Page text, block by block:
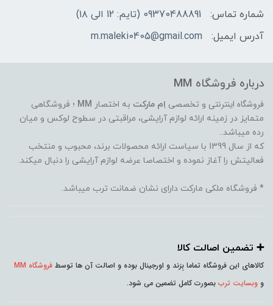
شماره تماس:
09370488891 (تایم: 12 الی ۱۸)
آدرس ایمیل:
m.maleki0405@gmail.com
درباره فروشگاه MM
فروشگاه اینترنتی و تخصصی اِم مارکت به اختصار MM ؛ فروشگاهی
متمایز در زمینه ارائه لوازم آرایشی، مراقبتی در سطوح لوکس و میان
رده میباشد..
که از سال 1399 با سیاست ارائه محصولات برند، محبوب و منتخب
فعالیتش را آغاز نموده و اختصاصا عرضه لوازم آرایشی را دنبال میکند.
* فروشگاه ملکی مارکت دارای نشان ضمانت ترب میباشد.
➕️ تضمین اصالت کالا
کالاهای این فروشگاه تماما بِرَند و اورجینال بوده و اصالت آن ها توسط فروشگاه MM
و وبسایت ترب بصورت کامل تضمین می شود.